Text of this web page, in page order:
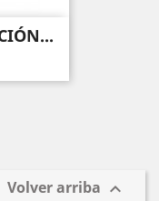
Volver arriba 